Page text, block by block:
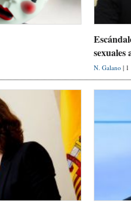
sexuales
N. Galano | 1